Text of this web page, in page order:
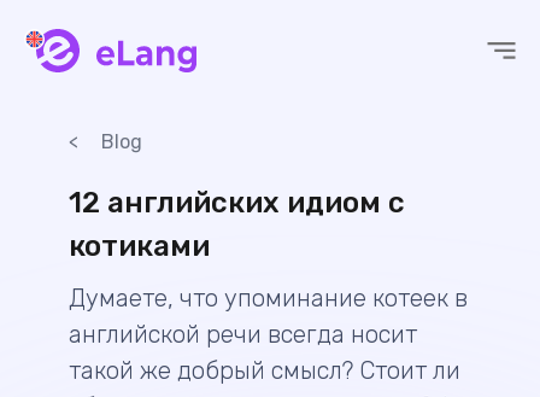
Blog
12 английских идиом с
котиками
Думаете, что упоминание котеек в
английской речи всегда носит
такой же добрый смысл? Стоит ли